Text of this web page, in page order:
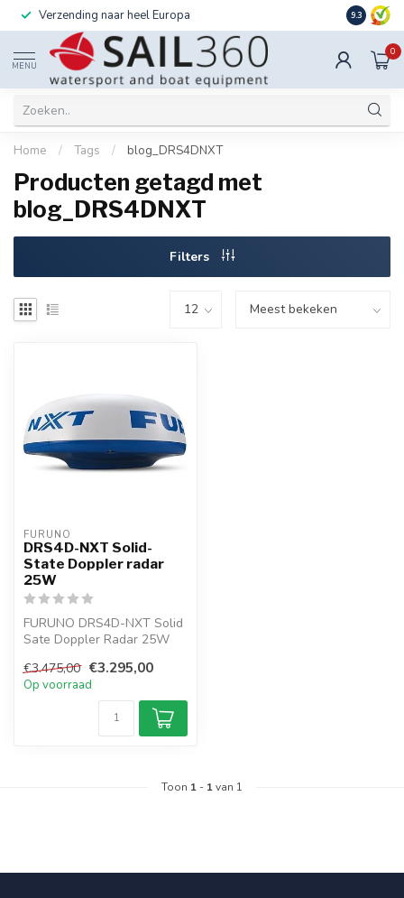
Verzending naar heel Europa Ook
9.3
MENU
0
Home / Tags / blog_DRS4DNXT
Producten getagd met
blog_DRS4DNXT
Filters
FURUNO
DRS4D-NXT Solid-
State Doppler radar
25W
FURUNO DRS4D-NXT Solid
Sate Doppler Radar 25W
radar...
€3.475,00 €3.295,00
Op voorraad
Toon 1 - 1van 1